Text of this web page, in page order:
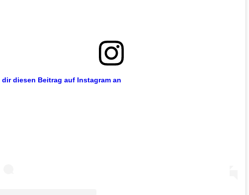
dir diesen Beitrag auf Instagram an